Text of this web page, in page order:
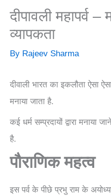
दीपावली महापर्व
व्यापकता
By Rajeev Sharma
दीवाली भारत का इकलौता ऐसा
मनाया जाता है.
कई धर्म सम्प्रदायों द्वारा मनाया
है.
पौराणिक महत्व
इस पर्व के पीछे प्रभु राम के